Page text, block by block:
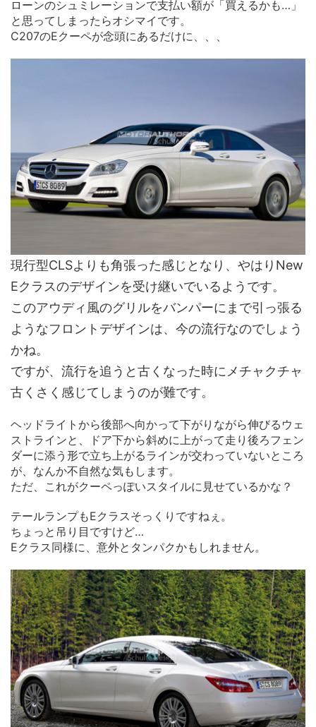
ローンのシュミレーションで支払い額が「買えるかも…」
と思ってしまったらオシマイです。
C207のEクーペが念頭にあるだけに、、、
現行型CLSよりも角張った感じとなり、やはりNew
Eクラスのデザインを受け継いでいるようです。
このアウディ風のグリルをバンパーにまで引っ張る
ようなフロントデザインは、今の流行なのでしょう
かね。
ですが、流行を追うと古くなった時にメチャクチャ
古くさく感じてしまうのが難です。
ヘッドライトから後部へ向かって下がりながら伸びるウェ
ストラインと、ドア下から斜めに上がって走り後ろフェン
ダーに添う形で立ち上がるラインが交わっていないところ
が、なんか不自然な気もします。
ただ、これがクーペっぽいスタイルに見せているかな？
テールランプもEクラスそっくりですねぇ。
ちょっと吊り目ですけど…
Eクラス同様に、意外とタンパクかもしれません。